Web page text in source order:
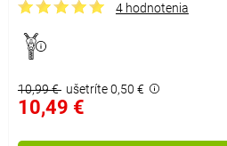
4 hodnotenia
10,99 € ušetríte 0,50 €
10,49 €